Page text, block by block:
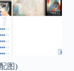
图)